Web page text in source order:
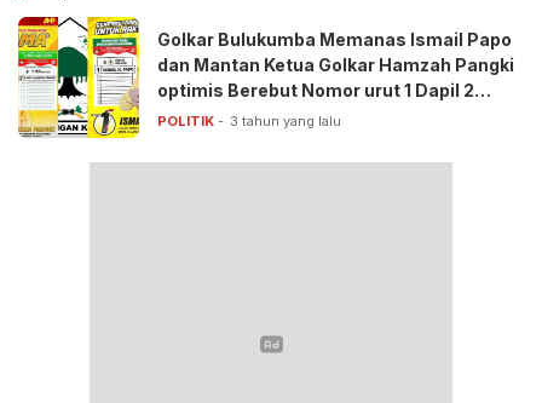
Golkar Bulukumba Memanas Ismail Papo
dan Mantan Ketua Golkar Hamzah Pangki
optimis Berebut Nomor urut 1 Dapil 2
Gantarang-Kindang
POLITIK 3 tahun yang lalu